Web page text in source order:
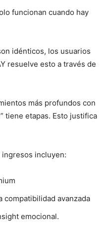
funcionan cuando hay
idénticos, los usuarios
resuelve esto a través de
más profundos con
tiene etapas. Esto justifica
incluyen:
compatibilidad avanzada
emocional.